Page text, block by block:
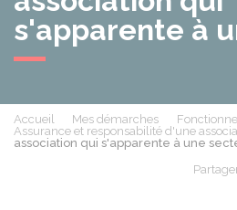
s'apparente à
Accueil Mes démarches
Assurance et responsabilité d'une
association qui s'apparente à une